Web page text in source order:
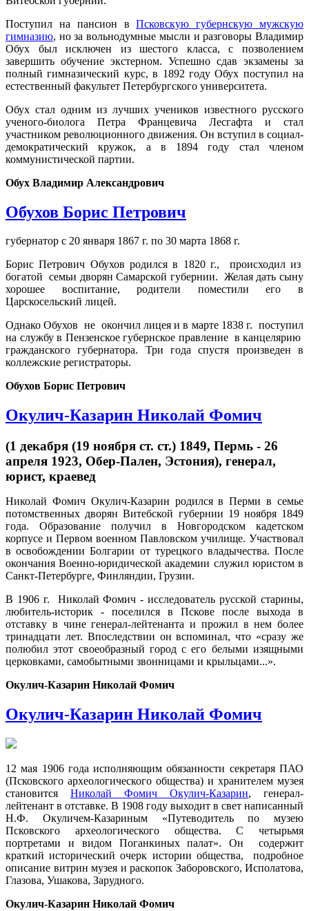
Поступил на пансион вПсковскую губернскую мужскую
гимназию, но за вольнодумные мысли и разговоры Владимир
Обух был исключен из шестого класса, с позволением
завершить обучение экстерном. Успешно сдав экзамены за
полный гимназический курс, в 1892 году Обух поступил на
естественный факультет Петербургского университета.
Обух стал одним из лучших учеников известного русского
ученого-биолога Петра Францевича Лесгафта и стал
участником революционного движения. Он вступил в социал-
демократический кружок, а в 1894 году стал членом
коммунистической партии.
Обух Владимир Александрович
Обухов Борис Петрович
губернатор с 20 января 1867 г. по 30 марта 1868 г.
Борис Петрович Обухов родился в 1820 г., происходил из
богатой семьи дворян Самарской губернии. Желая дать сыну
хорошее воспитание, родители поместили его в
Царскосельский лицей.
Однако Обухов не окончил лицея и в марте 1838 г. поступил
на службу в Пензенское губернское правление в канцелярию
гражданского губернатора. Три года спустя произведен в
коллежские регистраторы.
Обухов Борис Петрович
Окулич-Казарин Николай Фомич
(1 декабря (19 ноября ст. ст.) 1849, Пермь - 26
апреля 1923, Обер-Пален, Эстония), генерал,
юрист, краевед
Николай Фомич Окулич-Казарин родился в Перми в семье
потомственных дворян Витебской губернии 19 ноября 1849
года. Образование получил в Новгородском кадетском
корпусе и Первом военном Павловском училище. Участвовал
в освобождении Болгарии от турецкого владычества. После
окончания Военно-юридической академии служил юристом в
Санкт-Петербурге, Финляндии, Грузии.
В 1906 г. Николай Фомич - исследователь русской старины,
любитель-историк - поселился в Пскове после выхода в
отставку в чине генерал-лейтенанта и прожил в нем более
тринадцати лет. Впоследствии он вспоминал, что «сразу же
полюбил этот своеобразный город с его белы­ми изящными
церковками, самобытными звонницами и крыльцами...».
Окулич-Казарин Николай Фомич
Окулич-Казарин Николай Фомич
12 мая 1906 года исполняющим обязанности секретаря ПАО
(Псковского археологического общества) и хранителем музея
становится Николай Фомич Окулич-Казарин, генерал-
лейтенант в отставке. В 1908 году выходит в свет написанный
Н.Ф. Окуличем-Казариным «Путеводитель по музею
Псковского археологического общества. С четырьмя
портретами и видом Поганкиных палат». Он содержит
краткий исторический очерк истории общества, подробное
описание витрин музея и раскопок Заборовского, Исполатова,
Глазова, Ушакова, Зарудного.
Окулич-Казарин Николай Фомич